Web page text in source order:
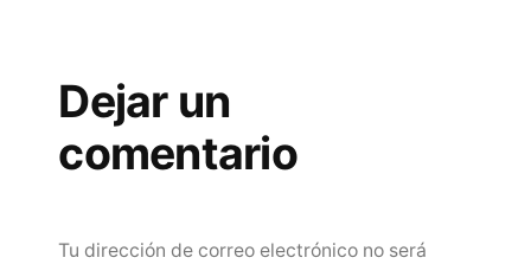
Dejar un
comentario
Tu dirección de correo electrónico no será